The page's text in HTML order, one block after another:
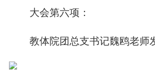
大会第六项：
教体院团总支书记魏鸥老师